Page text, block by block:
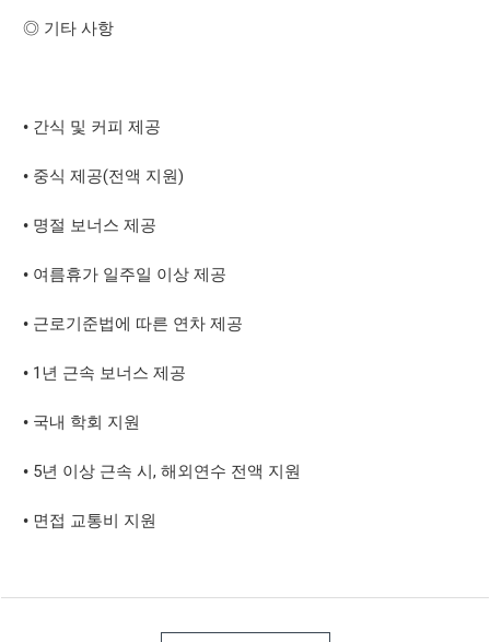
◎ 기타 사항
• 간식 및 커피 제공
• 중식 제공(전액 지원)
• 명절 보너스 제공
• 여름휴가 일주일 이상 제공
• 근로기준법에 따른 연차 제공
• 1 년 근속 보너스 제공
• 국내 학회 지원
• 5년 이상 근속 시 , 해외연수 전액 지원
• 면접 교통비 지원